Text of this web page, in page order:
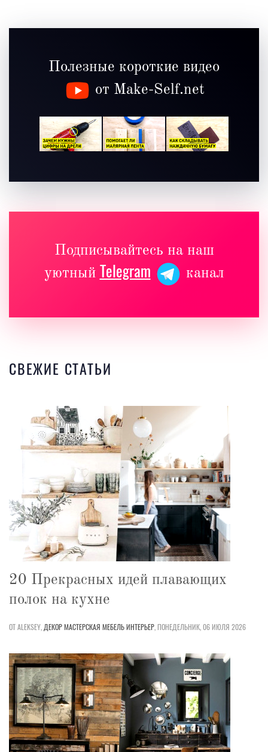
Полезные короткие видео
от Make-Self.net
Подписывайтесь на наш
уютный Telegram канал
СВЕЖИЕ СТАТЬИ
20 Прекрасных идей плавающих
полок на кухне
ОТ ALEKSEY, ДЕКОРМАСТЕРСКАЯ МЕБЕЛЬИНТЕРЬЕР,ПОНЕДЕЛЬНИК, 06 ИЮЛЯ 2026